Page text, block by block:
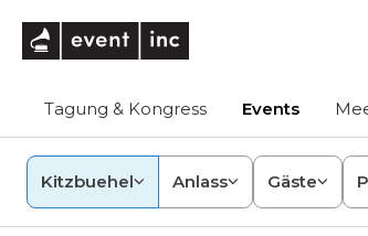
Tagung & Kongress Events
Kitzbuehel Anlass Gäste